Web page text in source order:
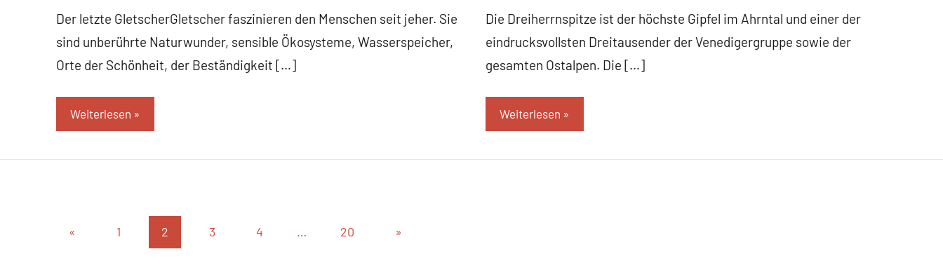
Der letzte GletscherGletscher faszinieren den Menschen seit jeher. Sie
sind unberührte Naturwunder, sensible Ökosysteme, Wasserspeicher,
Orte der Schönheit, der Beständigkeit […]
Weiterlesen
Die Dreiherrnspitze ist der höchste Gipfel im Ahrntal und einer der
eindrucksvollsten Dreitausender der Venedigergruppe sowie der
gesamten Ostalpen. Die […]
Weiterlesen
Seitennummerierung
« Vorherige
1 2 3 4 … 20
Nächste
»